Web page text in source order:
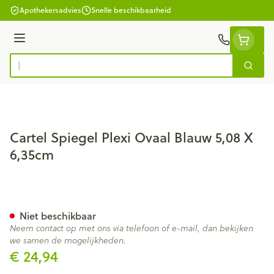
Ga naar de inhoud
Apothekersadvies Snelle beschikbaarheid
Menu
Product, merk, categorie...
Zoek
Cartel Spiegel Plexi Ovaal Blauw 5,08 X
6,35cm
€ 24,94
Niet beschikbaar
Neem contact op met ons via telefoon of e-mail, dan bekijken
we samen de mogelijkheden.